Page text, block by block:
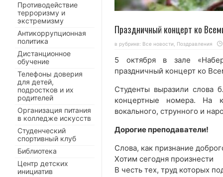
Праздничный концерт ко
в рубрике: Все новости Поздравления
5 октября в зале
праздничный концерт ко
Студенты выразили слова
концертные номера. На
вокального, струнного и
Дорогие преподаватели!
Слова, как признание
Хотим сегодня произнести
В честь тех, труд которых
Противодействие
терроризму и
экстремизму
Антикоррупционная
политика
Дистанционное
обучение
Телефоны доверия
для детей,
подростков и их
родителей
Организация питания
в колледже искусств
Студенческий
спортивный клуб
Библиотека
Центр детских
инициатив